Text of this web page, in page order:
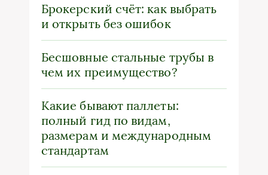
Брокерский счёт: как выбрать
и открыть без ошибок
Бесшовные стальные трубы в
чем их преимущество?
Какие бывают паллеты:
полный гид по видам,
размерам и международным
стандартам